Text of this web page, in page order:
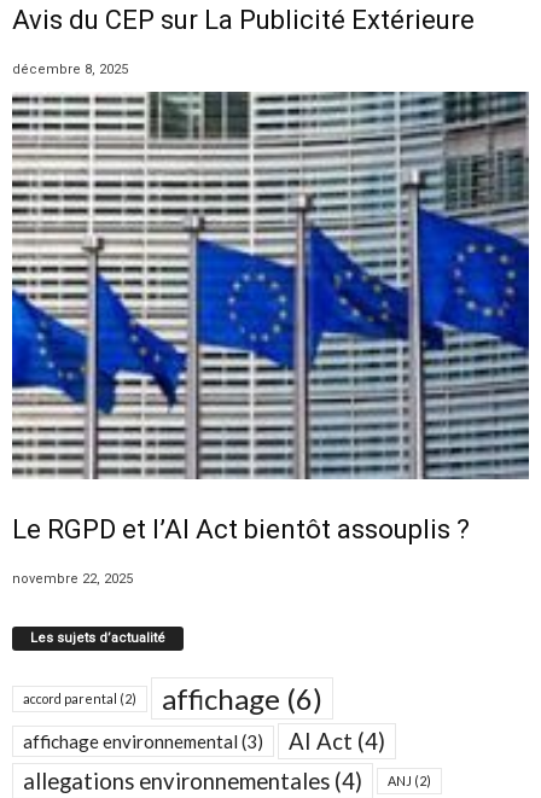
Avis du CEP sur La Publicité Extérieure
décembre 8, 2025
Le RGPD et l’AI Act bientôt assouplis ?
novembre 22, 2025
Les sujets d’actualité
accord parental (2) affichage (6)
affichage environnemental (3) AI Act (4)
allegations environnementales (4) ANJ (2)